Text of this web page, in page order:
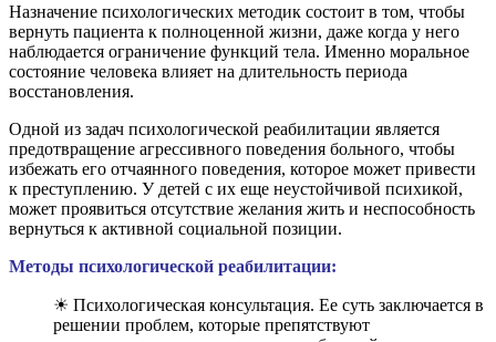
Назначение психологических методик состоит в том, чтобы
вернуть пациента к полноценной жизни, даже когда у него
наблюдается ограничение функций тела. Именно моральное
состояние человека влияет на длительность периода
восстановления.
Одной из задач психологической реабилитации является
предотвращение агрессивного поведения больного, чтобы
избежать его отчаянного поведения, которое может привести
к преступлению. У детей с их еще неустойчивой психикой,
может проявиться отсутствие желания жить и неспособность
вернуться к активной социальной позиции.
Методы психологической реабилитации:
☀ Психологическая консультация. Ее суть заключается в
решении проблем, которые препятствуют